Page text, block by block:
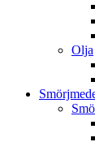
Olja